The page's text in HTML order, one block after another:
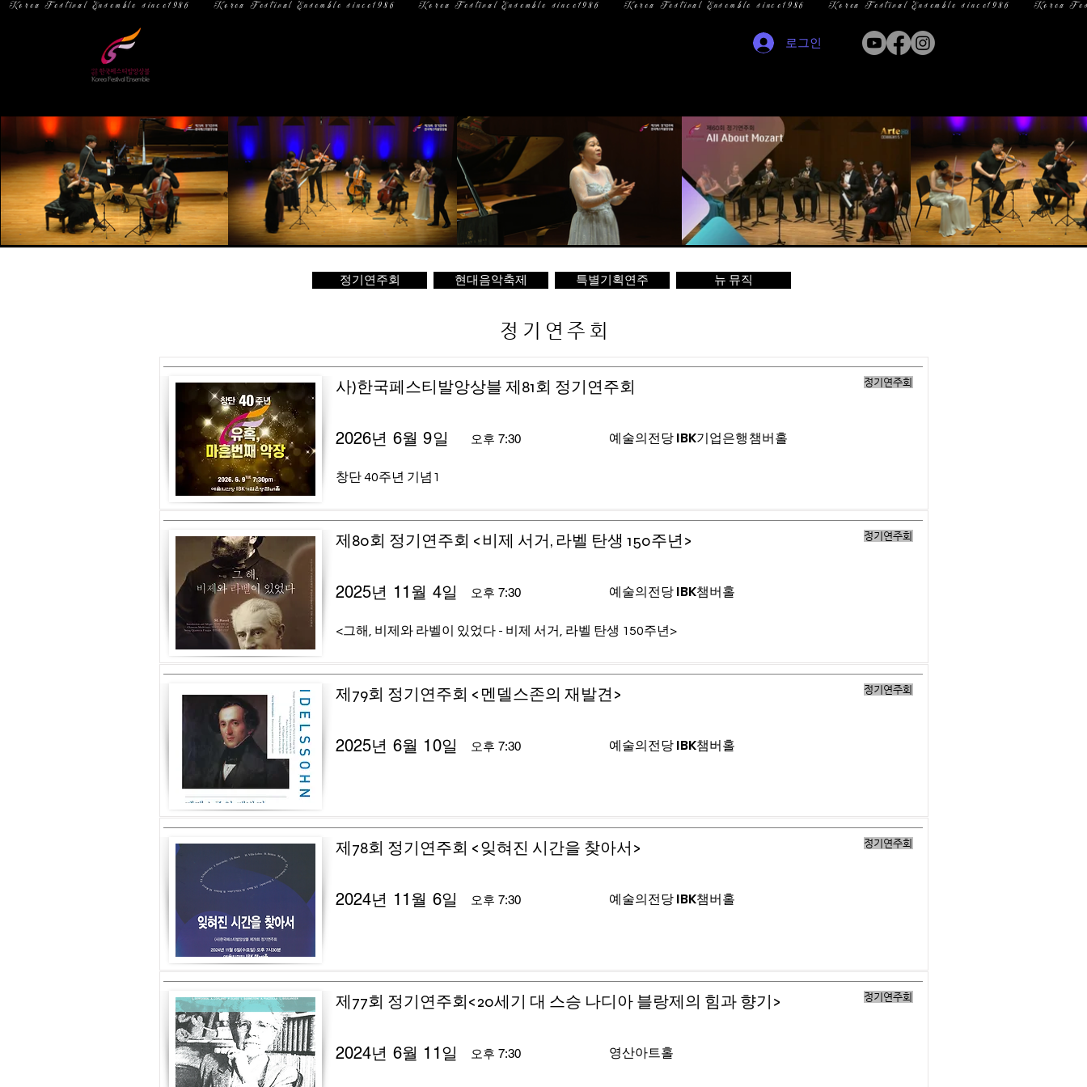
  Korea Festival Ensemble since1986
로그인
정기연주회 현대음악축제 특별기획연주 뉴 뮤직
정기연주회
정기연주회
사)한국페스티발앙상블 제81회 정기연주회
오후 7:30
2026년 6월 9일 예술의전당 IBK기업은행챔버홀
창단 40주년 기념1
정기연주회
제80회 정기연주회 <비제 서거, 라벨 탄생 150주년>
오후 7:30
2025년 11월 4일 예술의전당 IBK챔버홀
<그해, 비제와 라벨이 있었다 - 비제 서거, 라벨 탄생 150주년>
정기연주회
제79회 정기연주회 <멘델스존의 재발견>
오후 7:30
2025년 6월 10일 예술의전당 IBK챔버홀
정기연주회
제78회 정기연주회 <잊혀진 시간을 찾아서>
오후 7:30
2024년 11월 6일 예술의전당 IBK챔버홀
정기연주회
제77회 정기연주회<20세기 대 스승 나디아 블랑제의 힘과 향기>
오후 7:30
2024년 6월 11일 영산아트홀